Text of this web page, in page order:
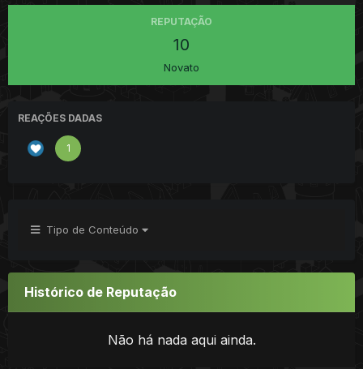
REPUTAÇÃO
10
Novato
REAÇÕES DADAS
1
Tipo de Conteúdo
Histórico de Reputação
Não há nada aqui ainda.